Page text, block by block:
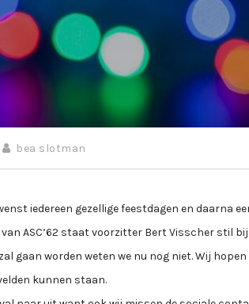
bea slotman
iedereen gezellige feestdagen en daarna
ASC’62 staat voorzitter Bert Visscher stil bij
gaan worden weten we nu nog niet. Wij
kunnen staan.